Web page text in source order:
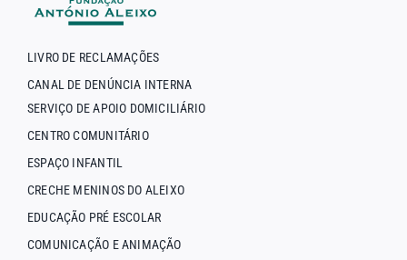
LIVRO DE RECLAMAÇÕES
CANAL DE DENÚNCIA INTERNA
SERVIÇO DE APOIO DOMICILIÁRIO
CENTRO COMUNITÁRIO
ESPAÇO INFANTIL
CRECHE MENINOS DO ALEIXO
EDUCAÇÃO PRÉ ESCOLAR
COMUNICAÇÃO E ANIMAÇÃO